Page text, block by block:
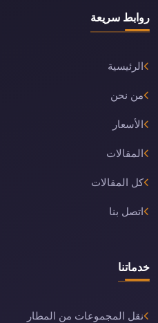
روابط سريعة
الرئيسية
من نحن
الأسعار
المقالات
كل المقالات
اتصل بنا
خدماتنا
نقل المجموعات من المطار